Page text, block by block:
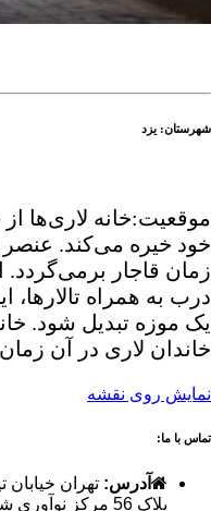
شهرستان: یزد
موقعیت:خانه لاری‌ها
خود خیره می‌کند. عنصر
درب به همراه
خاندان لاری در آن زمان بود. بازدید از این خانه از ساعت 8 صبح
نمایش روی نقشه
تماس با ما:
آدرس: تهران
پلاک 56 مرکز نوآوری شریف